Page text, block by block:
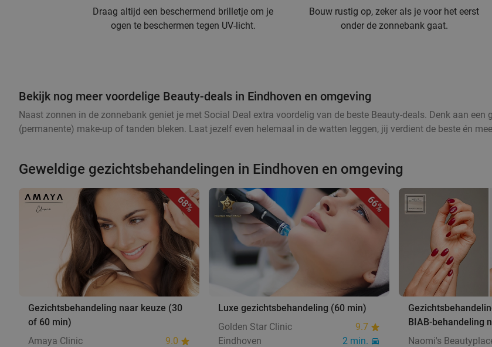
Draag altijd een beschermend brilletje om je
ogen te beschermen tegen UV-licht.
Bouw rustig op, zeker als je voor het eerst
onder de zonnebank gaat.
Bekijk nog meer voordelige Beauty-deals in Eindhoven en omgeving
Naast zonnen in de zonnebank geniet je met Social Deal extra voordelig van de beste Beauty-deals. Denk aan
(permanente) make-up of tanden bleken. Laat jezelf even helemaal in de watten leggen, jij verdient de beste én
Geweldige gezichtsbehandelingen in Eindhoven en omgeving
68%
Gezichtsbehandeling naar keuze (30
of 60 min)
Amaya Clinic
9.0
66%
Luxe gezichtsbehandeling (60 min)
Golden Star Clinic
9.7
Eindhoven
2 min.
BIAB-behandeling
Naomi's